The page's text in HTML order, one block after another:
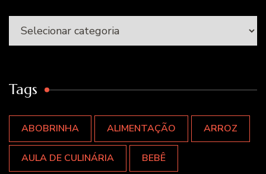
Categorias
Tags
ABOBRINHA ALIMENTAÇÃO ARROZ
AULA DE CULINÁRIA BEBÊ